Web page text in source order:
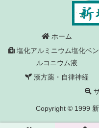
ホーム
塩化アルミニウム塩化ベ
ルコニウム液
漢方薬・自律神経
Copyright © 1999